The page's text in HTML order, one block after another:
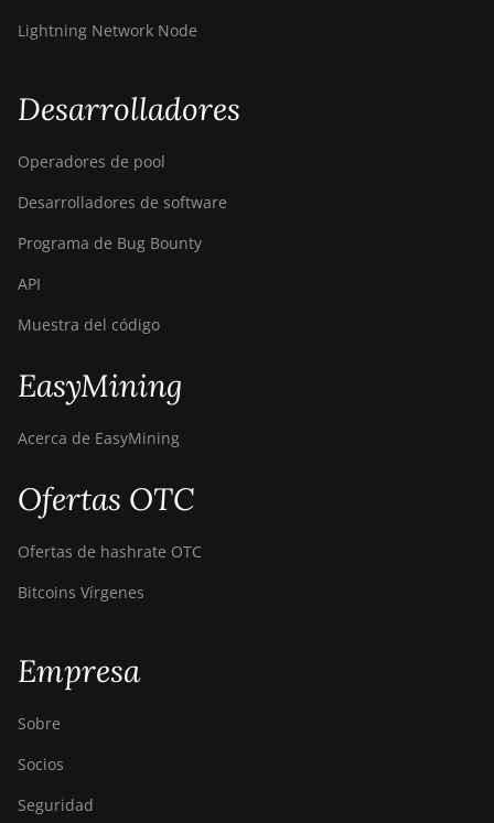
Lightning Network Node
Desarrolladores
Operadores de pool
Desarrolladores de software
Programa de Bug Bounty
API
Muestra del código
EasyMining
Acerca de EasyMining
Ofertas OTC
Ofertas de hashrate OTC
Bitcoins Vírgenes
Empresa
Sobre
Socios
Seguridad